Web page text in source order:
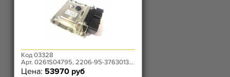
Код 03328
Арт. 0261S04795, 2206-95-3763013-00
Цена: 53970 руб